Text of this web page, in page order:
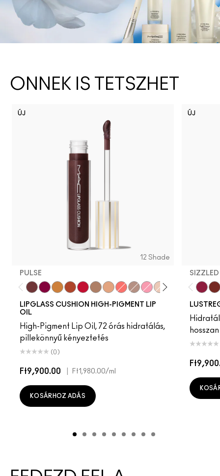
ÖNNEK IS TETSZHET
ÚJ
12 Shade
PULSE
LIPGLASS CUSHION HIGH-PIGMENT LIP
OIL
High-Pigment Lip Oil, 72 órás hidratálás,
pillekönnyű kényeztetés
(0)
Ft9,900.00 Ft1,980.00/ml
KOSÁRHOZ ADÁS
ÚJ